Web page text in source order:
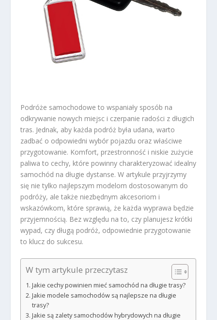
Podróże samochodowe to wspaniały sposób na
odkrywanie nowych miejsc i czerpanie radości z długich
tras. Jednak, aby każda podróż była udana, warto
zadbać o odpowiedni wybór pojazdu oraz właściwe
przygotowanie. Komfort, przestronność i niskie zużycie
paliwa to cechy, które powinny charakteryzować idealny
samochód na długie dystanse. W artykule przyjrzymy
się nie tylko najlepszym modelom dostosowanym do
podróży, ale także niezbędnym akcesoriom i
wskazówkom, które sprawią, że każda wyprawa będzie
przyjemnością. Bez względu na to, czy planujesz krótki
wypad, czy długą podróż, odpowiednie przygotowanie
to klucz do sukcesu.
W tym artykule przeczytasz
Jakie cechy powinien mieć samochód na długie trasy?
Jakie modele samochodów są najlepsze na długie
trasy?
Jakie są zalety samochodów hybrydowych na długie